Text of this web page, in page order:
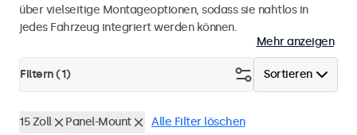
über vielseitige Montageoptionen, sodass sie nahtlos in
jedes Fahrzeug integriert werden können.
Mehr anzeigen
Sortieren
Filtern (1)
15 Zoll Panel-Mount Alle Filter löschen